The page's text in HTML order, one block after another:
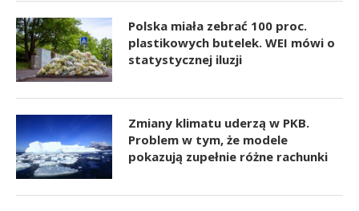
Polska miała zebrać 100 proc.
plastikowych butelek. WEI mówi o
statystycznej iluzji
Zmiany klimatu uderzą w PKB.
Problem w tym, że modele
pokazują zupełnie różne rachunki